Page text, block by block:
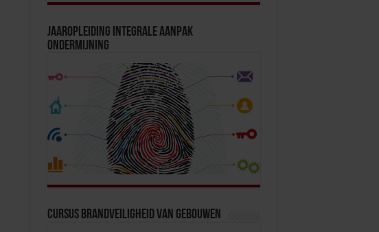
Jaaropleiding Integrale Aanpak
Ondermijning
Cursus Brandveiligheid van Gebouwen